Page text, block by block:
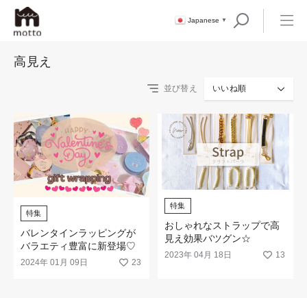
Japanese ▼
高見え
並び替え いいね順
特集
バレンタインラッピングが
バラエティ豊富に新登場♡
2024年 01月 09日 23
特集
おしゃれなストラップで高
見え効果バツグン☆
2023年 04月 18日 13